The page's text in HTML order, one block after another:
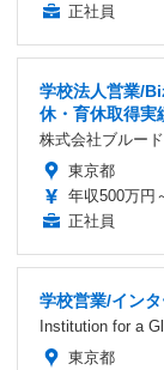
正社員
学校法人営業/
休・育休取得実
株式会社ブルード
東京都
年収500万円
正社員
学校営業/イン
Institution for a
東京都